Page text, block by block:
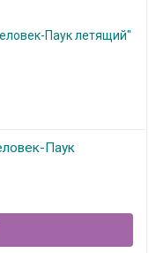
Паук